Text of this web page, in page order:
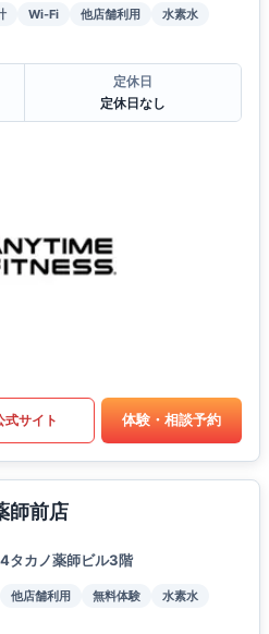
Wi-Fi 他店舗利用
水素水
定休日
定休日なし
式サイト 体験・相談予約
師前店
タカノ薬師ビル3階
他店舗利用 無料体験
水素水